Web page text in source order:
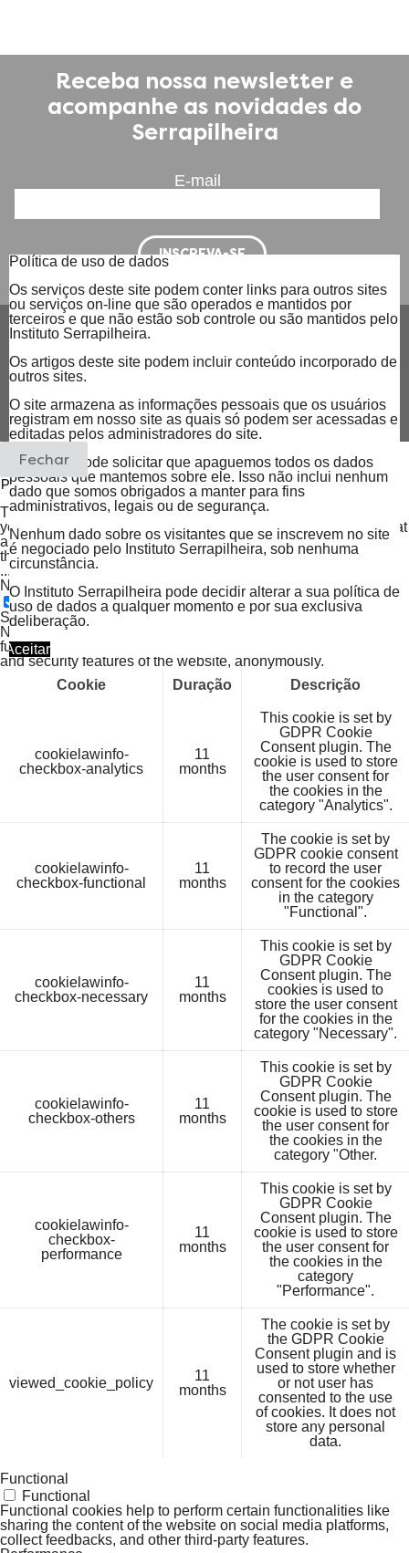
Receba nossa newsletter e
acompanhe as novidades do
Serrapilheira
E-mail
© Instituto Serrapilheira. Todos os direitos reservados.
Política de uso de dados
Os serviços deste site podem conter links para outros sites
ou serviços on-line que são operados e mantidos por
terceiros e que não estão sob controle ou são mantidos pelo
Instituto Serrapilheira.
Os artigos deste site podem incluir conteúdo incorporado de
outros sites.
O site armazena as informações pessoais que os usuários
registram em nosso site as quais só podem ser acessadas e
editadas pelos administradores do site.
O usuário pode solicitar que apaguemos todos os dados
pessoais que mantemos sobre ele. Isso não inclui nenhum
dado que somos obrigados a manter para fins
administrativos, legais ou de segurança.
Nenhum dado sobre os visitantes que se inscrevem no site
é negociado pelo Instituto Serrapilheira, sob nenhuma
circunstância.
O Instituto Serrapilheira pode decidir alterar a sua política de
uso de dados a qualquer momento e por sua exclusiva
deliberação.
Aceitar
Fechar
Privacy Overview
This website uses cookies to improve your experience while
you navigate through the website. Out of these, the cookies that
are categorized as necessary are stored on your browser as
they are essential for the working of basic functionalities of the
...
Necessary
Necessary
Sempre ativado
Necessary cookies are absolutely essential for the website to
function properly. These cookies ensure basic functionalities
and security features of the website, anonymously.
Cookie
Duração Descrição
cookielawinfo-
checkbox-analytics
11
months
This cookie is set by
GDPR Cookie
Consent plugin. The
cookie is used to store
the user consent for
the cookies in the
category "Analytics".
cookielawinfo-
checkbox-functional
11
months
The cookie is set by
GDPR cookie consent
to record the user
consent for the cookies
in the category
"Functional".
cookielawinfo-
checkbox-necessary
11
months
This cookie is set by
GDPR Cookie
Consent plugin. The
cookies is used to
store the user consent
for the cookies in the
category "Necessary".
cookielawinfo-
checkbox-others
11
months
This cookie is set by
GDPR Cookie
Consent plugin. The
cookie is used to store
the user consent for
the cookies in the
category "Other.
cookielawinfo-
checkbox-
performance
11
months
This cookie is set by
GDPR Cookie
Consent plugin. The
cookie is used to store
the user consent for
the cookies in the
category
"Performance".
viewed_cookie_policy
11
months
The cookie is set by
the GDPR Cookie
Consent plugin and is
used to store whether
or not user has
consented to the use
of cookies. It does not
store any personal
data.
Functional
Functional
Functional cookies help to perform certain functionalities like
sharing the content of the website on social media platforms,
collect feedbacks, and other third-party features.